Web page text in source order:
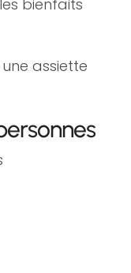
bienfaits
assiette